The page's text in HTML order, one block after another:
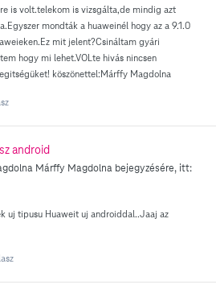
is volt.telekom is vizsgálta,de mindig azt
mondták a huaweinél hogy az a 9.1.0
mit jelent?Csináltam gyári
hogy mi lehet.VOLte hivás nincsen
köszönettel:Márffy Magdolna
android
Márffy Magdolna bejegyzésére, itt:
uj tipusu Huaweit uj androiddal..Jaaj az